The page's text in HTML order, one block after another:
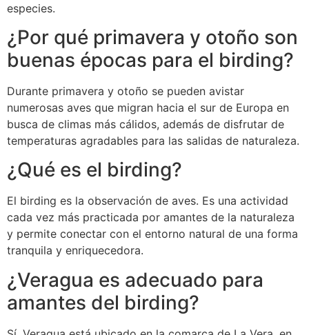
especies.
¿Por qué primavera y otoño son
buenas épocas para el birding?
Durante primavera y otoño se pueden avistar
numerosas aves que migran hacia el sur de Europa en
busca de climas más cálidos, además de disfrutar de
temperaturas agradables para las salidas de naturaleza.
¿Qué es el birding?
El birding es la observación de aves. Es una actividad
cada vez más practicada por amantes de la naturaleza
y permite conectar con el entorno natural de una forma
tranquila y enriquecedora.
¿Veragua es adecuado para
amantes del birding?